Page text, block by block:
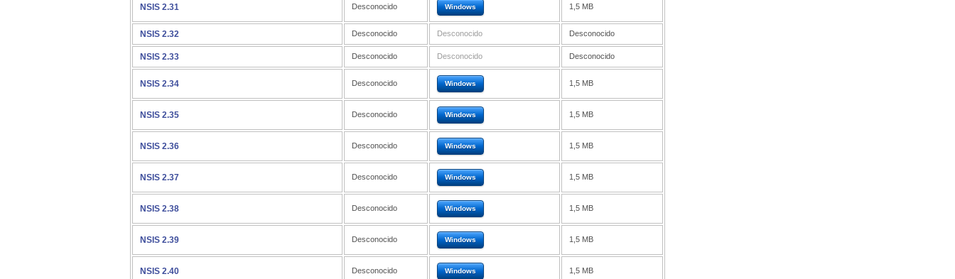
NSIS 2.31 Desconocido Windows 1,5 MB
NSIS 2.32 Desconocido Desconocido Desconocido
NSIS 2.33 Desconocido Desconocido Desconocido
NSIS 2.34 Desconocido Windows 1,5 MB
NSIS 2.35 Desconocido Windows 1,5 MB
NSIS 2.36 Desconocido Windows 1,5 MB
NSIS 2.37 Desconocido Windows 1,5 MB
NSIS 2.38 Desconocido Windows 1,5 MB
NSIS 2.39 Desconocido Windows 1,5 MB
NSIS 2.40 Desconocido Windows 1,5 MB